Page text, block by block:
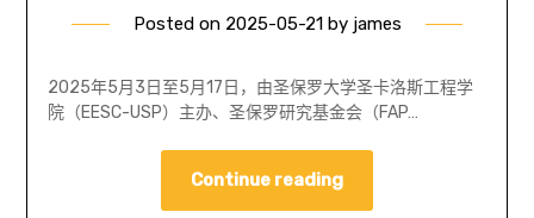
Posted on 2025-05-21 by james
2025年5月3日至5月17日，由圣保罗大学圣卡洛斯工程学
院（EESC-USP）主办、圣保罗研究基金会（FAP…
Continue reading